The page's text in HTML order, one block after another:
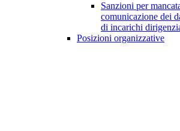
Sanzioni per
comunicazione dei
di incarichi
Posizioni organizzative